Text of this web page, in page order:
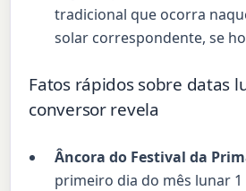
tradicional que ocorra
solar correspondente, se
Fatos rápidos sobre datas
conversor revela
Âncora do Festival da
primeiro dia do mês lunar 1